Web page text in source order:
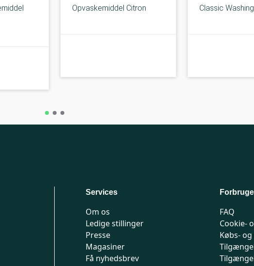
Opvaskemiddel Citron Classic
Services
Om os
Ledige stillinger
Presse
Magasiner
Få nyhedsbrev
FAQ
Cookie-
Købs-